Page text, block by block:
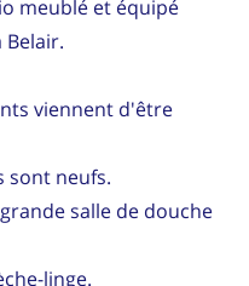
meublé et équipé
Belair.
viennent d'être
sont neufs.
salle de douche
linge.